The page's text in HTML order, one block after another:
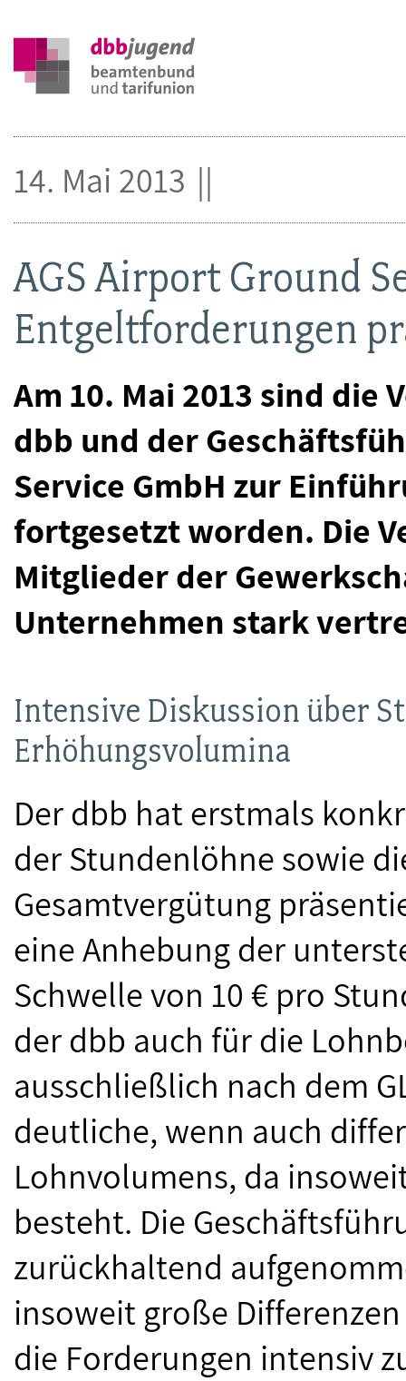
AGS Airport Ground
Entgeltforderungen
Am 10. Mai 2013 sind die
dbb und der
Service GmbH zur
fortgesetzt worden. Die
Mitglieder der
Unternehmen stark
14. Mai 2013
Intensive Diskussion über
Erhöhungsvolumina
Der dbb hat erstmals
der Stundenlöhne sowie
Gesamtvergütung
eine Anhebung der
Schwelle von 10 € pro
der dbb auch für die
ausschließlich nach dem
deutliche, wenn auch
Lohnvolumens, da
besteht. Die
zurückhaltend
insoweit große
die Forderungen intensiv